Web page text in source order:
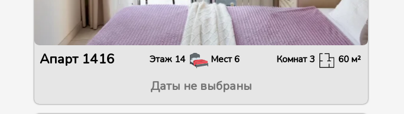
Апарт 1416 Этаж 14 Мест6 Комнат3 60м²
Даты не выбраны